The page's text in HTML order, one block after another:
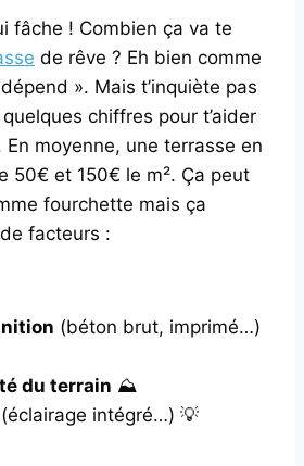
fâche ! Combien ça va te
de rêve ? Eh bien comme
». Mais t’inquiète pas
chiffres pour t’aider
En moyenne, une terrasse en
50€ et 150€ le m². Ça peut
fourchette mais ça
facteurs :
(béton brut, imprimé…)
du terrain ⛰️
(éclairage intégré…) 💡